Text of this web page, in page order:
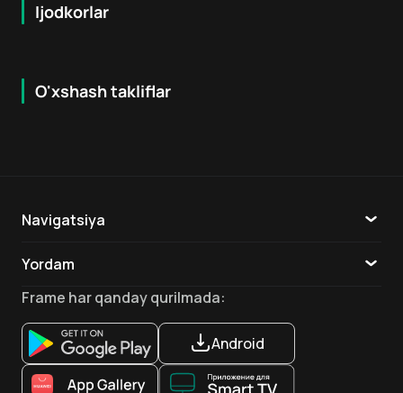
Ijodkorlar
O'xshash takliflar
16 + 7.9
Navigatsiya
Yordam
Aloqa
Ilovalar
Frame har qanday qurilmada:
Android